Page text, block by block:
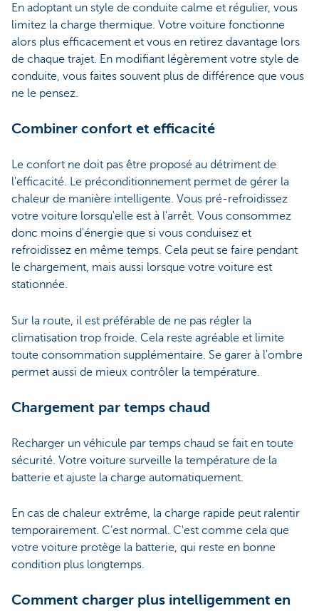
En adoptant un style de conduite calme et régulier, vous
limitez la charge thermique. Votre voiture fonctionne
alors plus efficacement et vous en retirez davantage lors
de chaque trajet. En modifiant légèrement votre style de
conduite, vous faites souvent plus de différence que vous
ne le pensez.
Combiner confort et efficacité
Le confort ne doit pas être proposé au détriment de
l'efficacité. Le préconditionnement permet de gérer la
chaleur de manière intelligente. Vous pré-refroidissez
votre voiture lorsqu'elle est à l'arrêt. Vous consommez
donc moins d'énergie que si vous conduisez et
refroidissez en même temps. Cela peut se faire pendant
le chargement, mais aussi lorsque votre voiture est
stationnée.
Sur la route, il est préférable de ne pas régler la
climatisation trop froide. Cela reste agréable et limite
toute consommation supplémentaire. Se garer à l'ombre
permet aussi de mieux contrôler la température.
Chargement par temps chaud
Recharger un véhicule par temps chaud se fait en toute
sécurité. Votre voiture surveille la température de la
batterie et ajuste la charge automatiquement.
En cas de chaleur extrême, la charge rapide peut ralentir
temporairement. C’est normal. C'est comme cela que
votre voiture protège la batterie, qui reste en bonne
condition plus longtemps.
Comment charger plus intelligemment en